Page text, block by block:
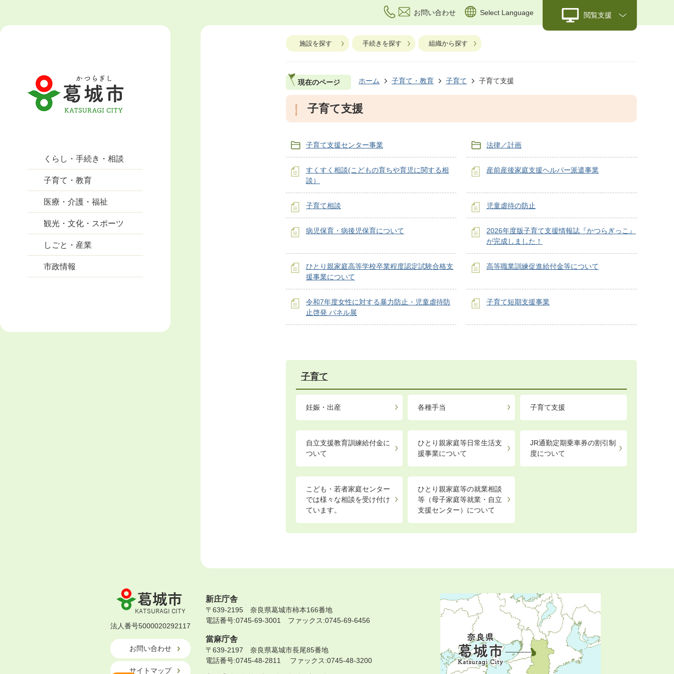
お問い合わせ Select Language 閲覧支援
くらし・手続き・相談
子育て・教育
医療・介護・福祉
観光・文化・スポーツ
しごと・産業
市政情報
施設を探す 手続きを探す 組織から探す
現在のページ ホーム 子育て・教育 子育て 子育て支援
子育て支援
子育て支援センター事業 法律／計画
すくすく相談(こどもの育ちや育児に関する相
談）
産前産後家庭支援ヘルパー派遣事業
子育て相談 児童虐待の防止
病児保育・病後児保育について
2026年度版子育て支援情報誌『かつらぎっこ』
が完成しました！
ひとり親家庭高等学校卒業程度認定試験合格支
援事業について
高等職業訓練促進給付金等について
令和7年度女性に対する暴力防止・児童虐待防
止啓発 パネル展
子育て短期支援事業
子育て
妊娠・出産 各種手当 子育て支援
自立支援教育訓練給付金に
ついて
ひとり親家庭等日常生活支
援事業について
JR通勤定期乗車券の割引制
度について
こども・若者家庭センター
では様々な相談を受け付け
ています。
ひとり親家庭等の就業相談
等（母子家庭等就業・自立
支援センター）について
葛
城
市
KATSURAGI
CITY
法人番号5000020292117
お問い合わせ
サイトマップ
新庄庁舎
〒639-2195 奈良県葛城市柿本166番地
電話番号:0745-69-3001 ファックス:0745-69-6456
當麻庁舎
〒639-2197 奈良県葛城市長尾85番地
電話番号:0745-48-2811 ファックス:0745-48-3200